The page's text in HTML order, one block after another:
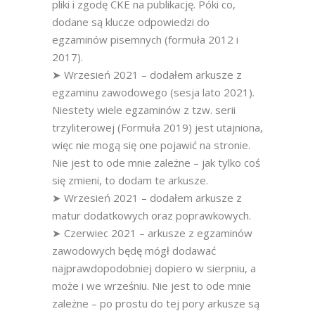
pliki i zgodę CKE na publikację. Póki co,
dodane są klucze odpowiedzi do
egzaminów pisemnych (formuła 2012 i
2017).
➤ Wrzesień 2021 – dodałem arkusze z
egzaminu zawodowego (sesja lato 2021).
Niestety wiele egzaminów z tzw. serii
trzyliterowej (Formuła 2019) jest utajniona,
więc nie mogą się one pojawić na stronie.
Nie jest to ode mnie zależne – jak tylko coś
się zmieni, to dodam te arkusze.
➤ Wrzesień 2021 – dodałem arkusze z
matur dodatkowych oraz poprawkowych.
➤ Czerwiec 2021 – arkusze z egzaminów
zawodowych będę mógł dodawać
najprawdopodobniej dopiero w sierpniu, a
może i we wrześniu. Nie jest to ode mnie
zależne – po prostu do tej pory arkusze są